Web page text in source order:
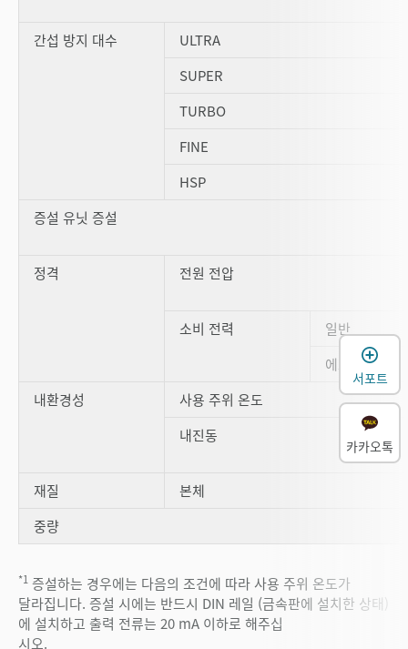
간섭 방지 대수
ULTRA
SUPER
TURBO
FINE
HSP
증설 유닛 증설
정격 전원 전압
소비 전력
일반
에코 하프
내환경성
사용 주위 온도
내진동
재질
본체
중량
*1 증설하는 경우에는 다음의 조건에 따라 사용 주위 온도가
달라집니다. 증설 시에는 반드시 DIN 레일 (금속판에 설치한 상태)
에 설치하고 출력 전류는 20 mA 이하로 해주십
시오.
서포트
카카오톡